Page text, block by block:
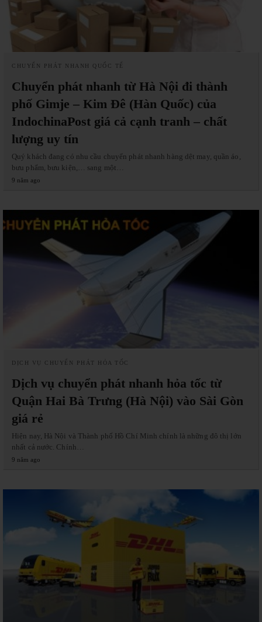
CHUYỂN PHÁT NHANH QUỐC TẾ
Chuyển phát nhanh từ Hà Nội đi thành
phố Gimje – Kim Đê (Hàn Quốc) của
IndochinaPost giá cả cạnh tranh – chất
lượng uy tín
Quý khách đang có nhu cầu chuyển phát nhanh hàng dệt may, quần áo,
bưu phẩm, bưu kiện,… sang một…
9 năm ago
DỊCH VỤ CHUYỂN PHÁT HỎA TỐC
Dịch vụ chuyển phát nhanh hỏa tốc từ
Quận Hai Bà Trưng (Hà Nội) vào Sài Gòn
giá rẻ
Hiện nay, Hà Nội và Thành phố Hồ Chí Minh chính là những đô thị lớn
nhất cả nước. Chính…
9 năm ago